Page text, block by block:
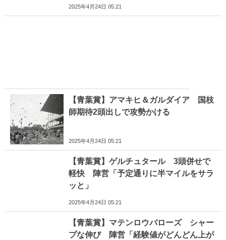
2025年4月24日 05:21
【青葉賞】アマキヒ＆ガルダイア 国枝
師期待2頭出しで攻勢かける
2025年4月24日 05:21
【青葉賞】ゲルチュタール 3頭併せで
軽快 陣営「予定通りに半マイルをサラ
ッと」
2025年4月24日 05:21
【青葉賞】マテンロウバローズ シャー
プな伸び 陣営「経験値がどんどん上が